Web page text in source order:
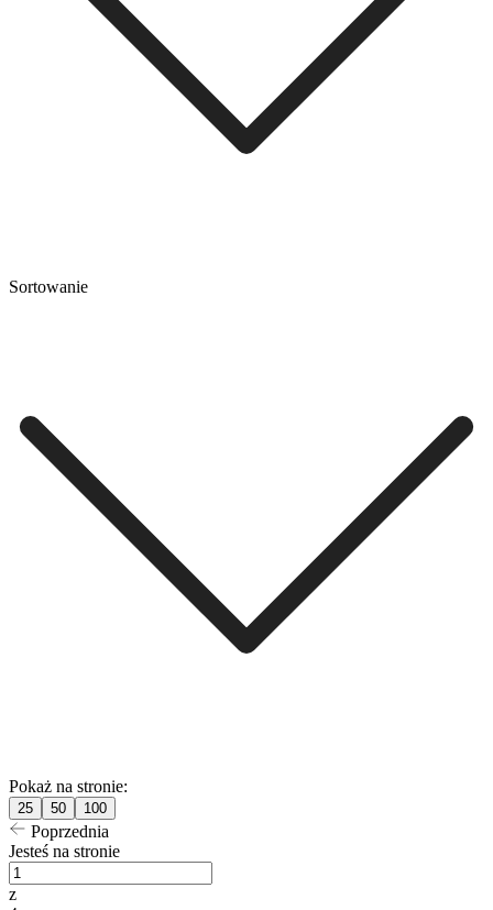
Sortowanie
Pokaż na stronie:
25 50 100
Poprzednia
Jesteś na stronie
z